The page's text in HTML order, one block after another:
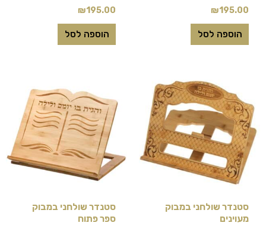
₪195.00
הוספה לסל
₪195.00
הוספה לסל
סטנדר שולחני במבוק
מעוינים
סטנדר שולחני במבוק
ספר פתוח